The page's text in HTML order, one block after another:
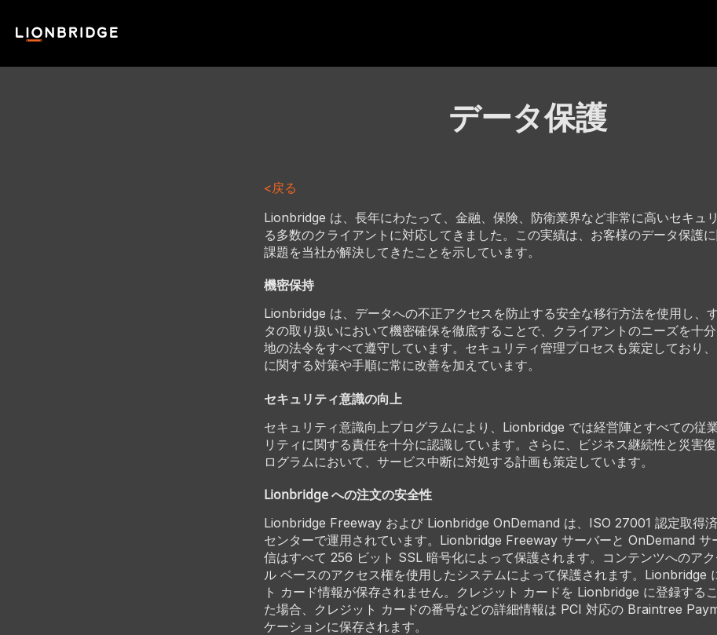
データ保護
<戻る
Lionbridge は、長年にわたって、金融、保険、防衛業界など非常に高いセキュ
る多数のクライアントに対応してきました。この実績は、お客様のデータ保護
課題を当社が解決してきたことを示しています。
機密保持
Lionbridge は、データへの不正アクセスを防止する安全な移行方法を使用し、
タの取り扱いにおいて機密確保を徹底することで、クライアントのニーズを十
地の法令をすべて遵守しています。セキュリティ管理プロセスも策定しており
に関する対策や手順に常に改善を加えています。
セキュリティ意識の向上
セキュリティ意識向上プログラムにより、Lionbridge では経営陣とすべての従
リティに関する責任を十分に認識しています。さらに、ビジネス継続性と災害
ログラムにおいて、サービス中断に対処する計画も策定しています。
Lionbridge への注文の安全性
Lionbridge Freeway および Lionbridge OnDemand は、ISO 27001 認定取得
センターで運用されています。Lionbridge Freeway サーバーと OnDemand サ
信はすべて 256 ビット SSL 暗号化によって保護されます。コンテンツへのア
ル ベースのアクセス権を使用したシステムによって保護されます。Lionbridge
ト カード情報が保存されません。クレジット カードを Lionbridge に登録する
た場合、クレジット カードの番号などの詳細情報は PCI 対応の Braintree
ケーションに保存されます。